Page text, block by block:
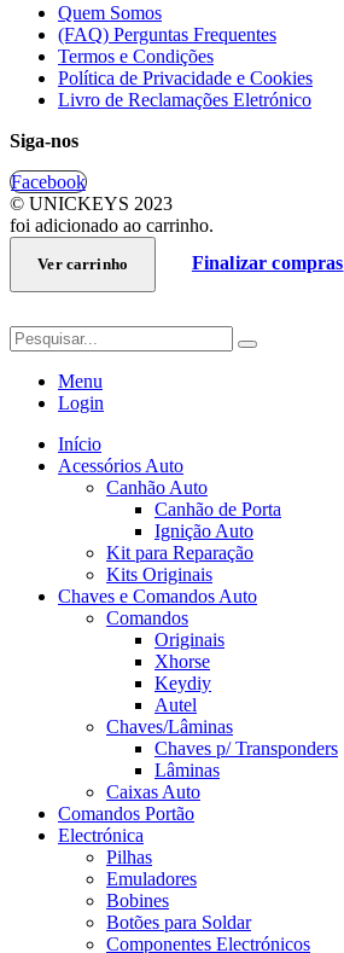
Quem Somos
(FAQ) Perguntas Frequentes
Termos e Condições
Política de Privacidade e Cookies
Livro de Reclamações Eletrónico
Siga-nos
Facebook
© UNICKEYS 2023
foi adicionado ao carrinho.
Ver carrinho Finalizar compras
Menu
Login
Início
Acessórios Auto
Canhão Auto
Canhão de Porta
Ignição Auto
Kit para Reparação
Kits Originais
Chaves e Comandos Auto
Comandos
Originais
Xhorse
Keydiy
Autel
Chaves/Lâminas
Chaves p/ Transponders
Lâminas
Caixas Auto
Comandos Portão
Electrónica
Pilhas
Emuladores
Bobines
Botões para Soldar
Componentes Electrónicos